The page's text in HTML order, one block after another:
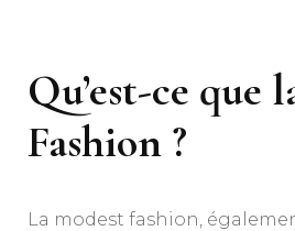
Qu’est-ce que
Fashion ?
La modest fashion,